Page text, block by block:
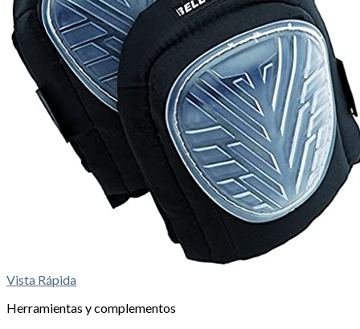
Vista Rápida
Herramientas y complementos